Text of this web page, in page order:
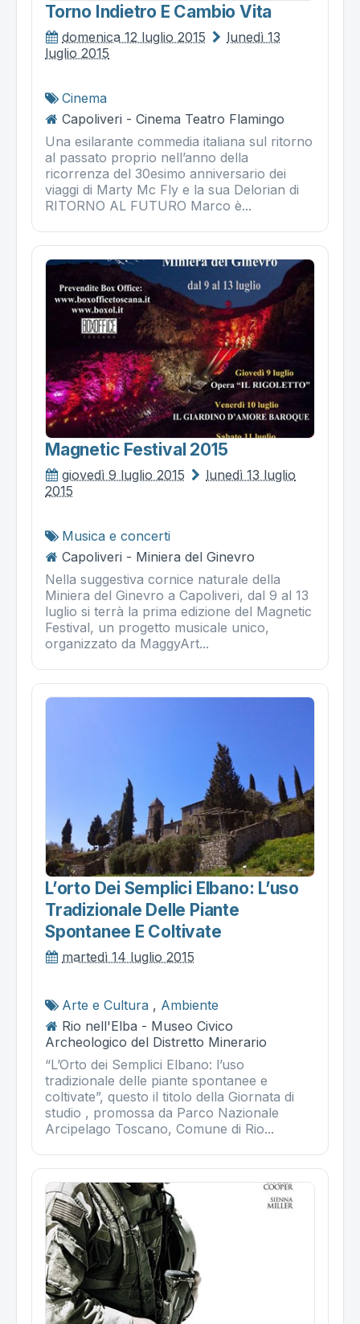
Torno Indietro E Cambio Vita
domenica 12 luglio 2015
lunedì 13
luglio 2015
Cinema
Capoliveri - Cinema Teatro Flamingo
Una esilarante commedia italiana sul ritorno
al passato proprio nell’anno della
ricorrenza del 30esimo anniversario dei
viaggi di Marty Mc Fly e la sua Delorian di
RITORNO AL FUTURO Marco è...
Magnetic Festival 2015
giovedì 9 luglio 2015
lunedì 13 luglio
2015
Musica e concerti
Capoliveri - Miniera del Ginevro
Nella suggestiva cornice naturale della
Miniera del Ginevro a Capoliveri, dal 9 al 13
luglio si terrà la prima edizione del Magnetic
Festival, un progetto musicale unico,
organizzato da MaggyArt...
L’orto Dei Semplici Elbano: L’uso
Tradizionale Delle Piante
Spontanee E Coltivate
martedì 14 luglio 2015
Arte e Cultura , Ambiente
Rio nell'Elba - Museo Civico
Archeologico del Distretto Minerario
“L’Orto dei Semplici Elbano: l’uso
tradizionale delle piante spontanee e
coltivate”, questo il titolo della Giornata di
studio , promossa da Parco Nazionale
Arcipelago Toscano, Comune di Rio...